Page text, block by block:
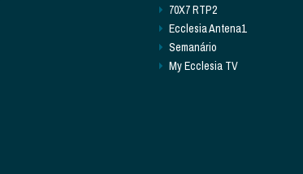
70X7 RTP2
Ecclesia Antena1
Semanário
My Ecclesia TV